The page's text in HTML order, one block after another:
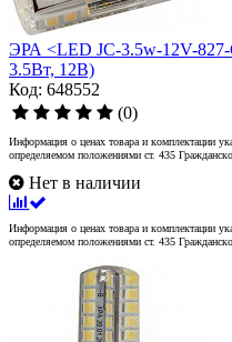
ЭРА <LED JC-3.5w-12V-
3.5Вт, 12В)
Код: 648552
(0)
Информация о ценах товара и комплектации
определяемом положениями ст. 435
Нет в наличии
Информация о ценах товара и комплектации
определяемом положениями ст. 435